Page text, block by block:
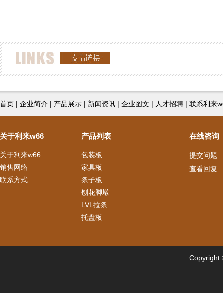
首页 | 企业简介 | 产品展示 | 新闻资讯 | 企业图文 | 人才招聘 | 联系利来
关于利来w66
关于利来w66
销售网络
联系方式
产品列表
包装板
家具板
条子板
刨花脚墩
LVL拉条
托盘板
在线咨询
提交问题
查看回复
Copyright